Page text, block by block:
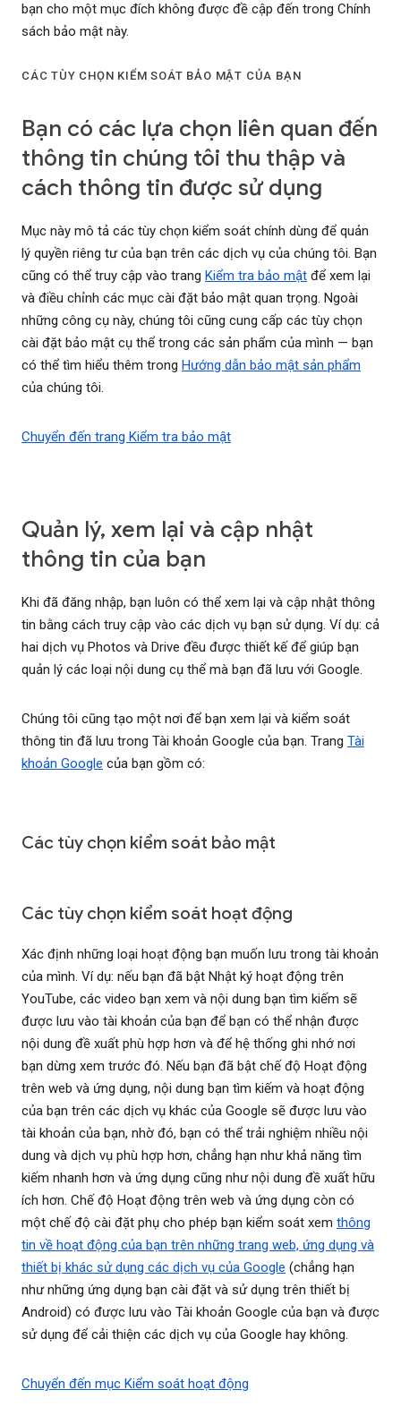
bạn cho một mục đích không được đề cập đến trong Chính
sách bảo mật này.
CÁC TÙY CHỌN KIỂM SOÁT BẢO MẬT CỦA BẠN
Bạn có các lựa chọn liên quan đến
thông tin chúng tôi thu thập và
cách thông tin được sử dụng
Mục này mô tả các tùy chọn kiểm soát chính dùng để quản
lý quyền riêng tư của bạn trên các dịch vụ của chúng tôi. Bạn
cũng có thể truy cập vào trang Kiểm tra bảo mật để xem lại
và điều chỉnh các mục cài đặt bảo mật quan trọng. Ngoài
những công cụ này, chúng tôi cũng cung cấp các tùy chọn
cài đặt bảo mật cụ thể trong các sản phẩm của mình — bạn
có thể tìm hiểu thêm trong Hướng dẫn bảo mật sản phẩm
của chúng tôi.
Chuyển đến trang Kiểm tra bảo mật
Quản lý, xem lại và cập nhật
thông tin của bạn
Khi đã đăng nhập, bạn luôn có thể xem lại và cập nhật thông
tin bằng cách truy cập vào các dịch vụ bạn sử dụng. Ví dụ: cả
hai dịch vụ Photos và Drive đều được thiết kế để giúp bạn
quản lý các loại nội dung cụ thể mà bạn đã lưu với Google.
Chúng tôi cũng tạo một nơi để bạn xem lại và kiểm soát
thông tin đã lưu trong Tài khoản Google của bạn. Trang Tài
khoản Google của bạn gồm có:
Các tùy chọn kiểm soát bảo mật
Các tùy chọn kiểm soát hoạt động
Xác định những loại hoạt động bạn muốn lưu trong tài khoản
của mình. Ví dụ: nếu bạn đã bật Nhật ký hoạt động trên
YouTube, các video bạn xem và nội dung bạn tìm kiếm sẽ
được lưu vào tài khoản của bạn để bạn có thể nhận được
nội dung đề xuất phù hợp hơn và để hệ thống ghi nhớ nơi
bạn dừng xem trước đó. Nếu bạn đã bật chế độ Hoạt động
trên web và ứng dụng, nội dung bạn tìm kiếm và hoạt động
của bạn trên các dịch vụ khác của Google sẽ được lưu vào
tài khoản của bạn, nhờ đó, bạn có thể trải nghiệm nhiều nội
dung và dịch vụ phù hợp hơn, chẳng hạn như khả năng tìm
kiếm nhanh hơn và ứng dụng cũng như nội dung đề xuất hữu
ích hơn. Chế độ Hoạt động trên web và ứng dụng còn có
một chế độ cài đặt phụ cho phép bạn kiểm soát xem thông
tin về hoạt động của bạn trên những trang web, ứng dụng và
thiết bị khác sử dụng các dịch vụ của Google (chẳng hạn
như những ứng dụng bạn cài đặt và sử dụng trên thiết bị
Android) có được lưu vào Tài khoản Google của bạn và được
sử dụng để cải thiện các dịch vụ của Google hay không.
Chuyển đến mục Kiểm soát hoạt động